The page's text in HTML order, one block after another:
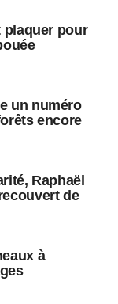
plaquer pour
un numéro
encore
Raphaël
de
à